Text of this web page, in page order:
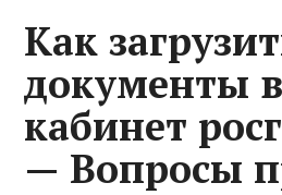
Как
документы
кабинет
— Вопросы